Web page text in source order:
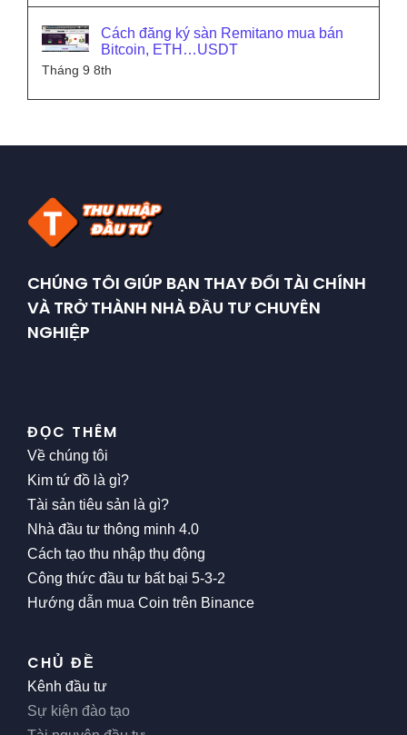
Cách đăng ký sàn Remitano mua bán
Bitcoin, ETH…USDT
Tháng 9 8th
CHÚNG TÔI GIÚP BẠN THAY ĐỔI TÀI CHÍNH
VÀ TRỞ THÀNH NHÀ ĐẦU TƯ CHUYÊN
NGHIỆP
ĐỌC THÊM
Về chúng tôi
Kim tứ đồ là gì?
Tài sản tiêu sản là gì?
Nhà đầu tư thông minh 4.0
Cách tạo thu nhập thụ động
Công thức đầu tư bất bại 5-3-2
Hướng dẫn mua Coin trên Binance
CHỦ ĐỀ
Kênh đầu tư
Sự kiện đào tạo